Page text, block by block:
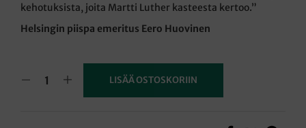
kehotuksista, joita Martti Luther kasteesta kertoo.”
Helsingin piispa emeritus Eero Huovinen
LISÄÄ OSTOSKORIIN